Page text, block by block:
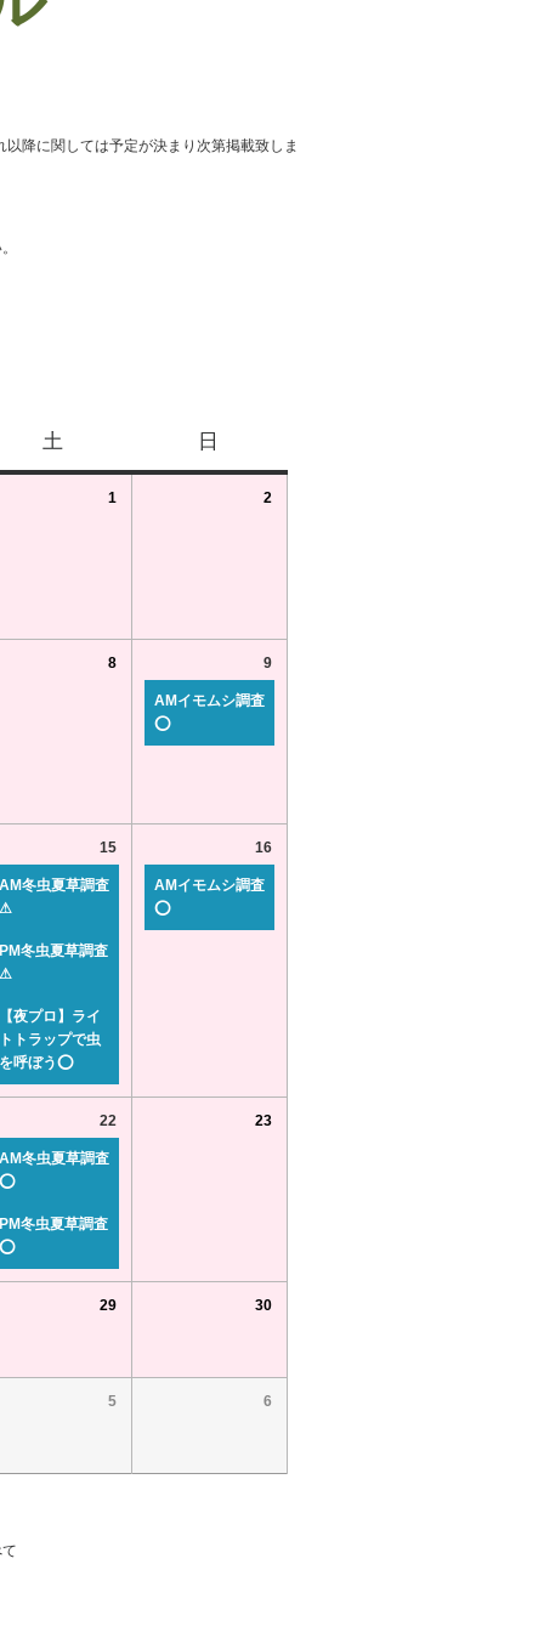
降に関しては予定が決まり次第掲載致しま
土 日
1 2
8 9
AMイモムシ調査
⭕
15
AM冬虫夏草調査
⚠
PM冬虫夏草調査
⚠
【夜プロ】ライ
トトラップで虫
を呼ぼう⭕
16
AMイモムシ調査
⭕
22
AM冬虫夏草調査
⭕
PM冬虫夏草調査
⭕
23
29 30
5 6